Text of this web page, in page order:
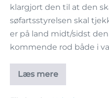
klargjort den til at den
søfartsstyrelsen skal
er på land midt/sidst
kommende rod både i
Læs mere